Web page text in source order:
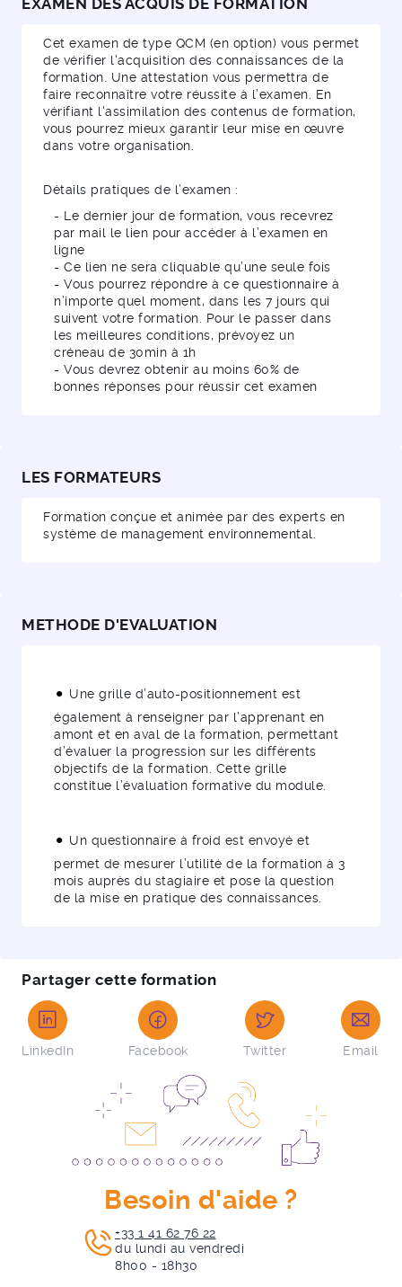
EXAMEN DES ACQUIS DE FORMATION
Cet examen de type QCM (en option) vous permet
de vérifier l'acquisition des connaissances de la
formation. Une attestation vous permettra de
faire reconnaître votre réussite à l’examen. En
vérifiant l'assimilation des contenus de formation,
vous pourrez mieux garantir leur mise en œuvre
dans votre organisation.
Détails pratiques de l’examen :
- Le dernier jour de formation, vous recevrez
par mail le lien pour accéder à l’examen en
ligne
- Ce lien ne sera cliquable qu’une seule fois
- Vous pourrez répondre à ce questionnaire à
n’importe quel moment, dans les 7 jours qui
suivent votre formation. Pour le passer dans
les meilleures conditions, prévoyez un
créneau de 30min à 1h
- Vous devrez obtenir au moins 60% de
bonnes réponses pour réussir cet examen
LES FORMATEURS
Formation conçue et animée par des experts en
système de management environnemental.
METHODE D'EVALUATION
Une grille d’auto-positionnement est
également à renseigner par l’apprenant en
amont et en aval de la formation, permettant
d’évaluer la progression sur les différents
objectifs de la formation. Cette grille
constitue l’évaluation formative du module.
Un questionnaire à froid est envoyé et
permet de mesurer l’utilité de la formation à 3
mois auprès du stagiaire et pose la question
de la mise en pratique des connaissances.
Partager cette formation
LinkedIn Facebook Twitter Email
Besoin d'aide ?
+33 1 41 62 76 22
du lundi au vendredi
8h00 - 18h30